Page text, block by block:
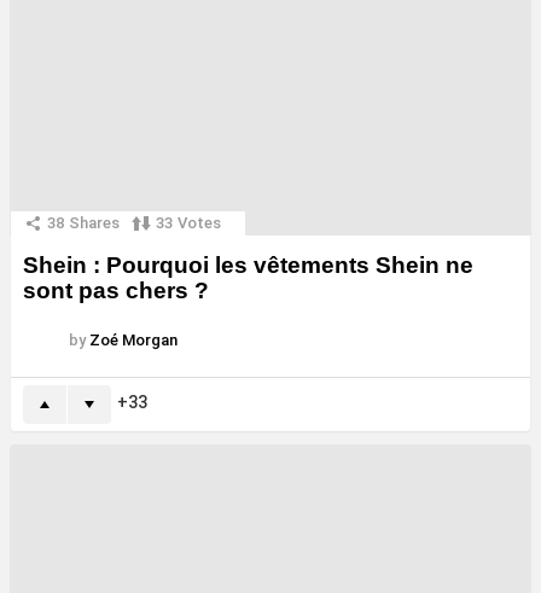
38 Shares 33 Votes
Shein : Pourquoi les vêtements Shein ne
sont pas chers ?
by Zoé Morgan
33